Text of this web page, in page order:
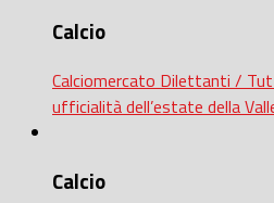
Calcio
Calciomercato Dilettanti /
ufficialità dell’estate della
Calcio